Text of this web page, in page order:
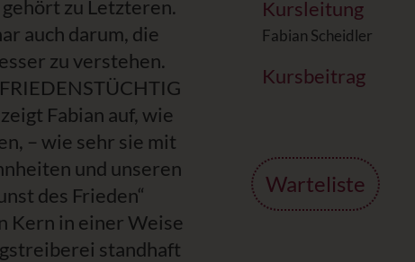
zu Letzteren.
auch darum, die
zu verstehen.
Fabian auf, wie
– wie sehr sie mit
und unseren
des Frieden“
Kern in einer Weise
standhaft
Kursleitung
Fabian Scheidler
Kursbeitrag
Warteliste